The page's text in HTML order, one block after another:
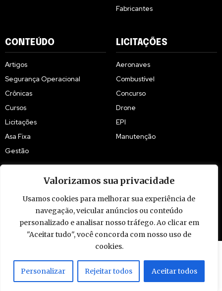
Valorizamos sua privacidade
Usamos cookies para melhorar sua experiência de
navegação, veicular anúncios ou conteúdo
personalizado e analisar nosso tráfego. Ao clicar em
"Aceitar tudo", você concorda com nosso uso de
cookies.
Personalizar Rejeitar todos Aceitar todos
Fabricantes
CONTEÚDO
Artigos
Segurança Operacional
Crônicas
Cursos
Licitações
Asa Fixa
Gestão
LICITAÇÕES
Aeronaves
Combustível
Concurso
Drone
EPI
Manutenção
© 2009 - 2026 Piloto Policial. Todos os direitos reservados. Brasil.